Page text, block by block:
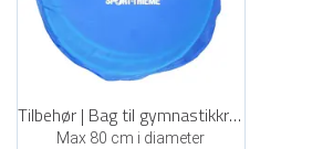
Tilbehør | Bag til gymnastikkringer
Max 80 cm i diameter